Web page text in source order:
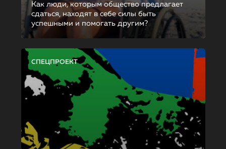
Как люди, которым общество предлагает
сдаться, находят в себе силы быть
успешными и помогать другим?
СПЕЦПРОЕКТ